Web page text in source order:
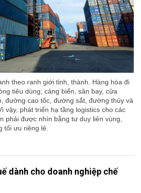
theo ranh giới tỉnh, thành. Hàng hóa đi
tiêu dùng, cảng biển, sân bay, cửa
đường cao tốc, đường sắt, đường thủy và
vậy, phát triển hạ tầng logistics cho các
phải được nhìn bằng tư duy liên vùng,
tối ưu riêng lẻ.
dành cho doanh nghiệp chế